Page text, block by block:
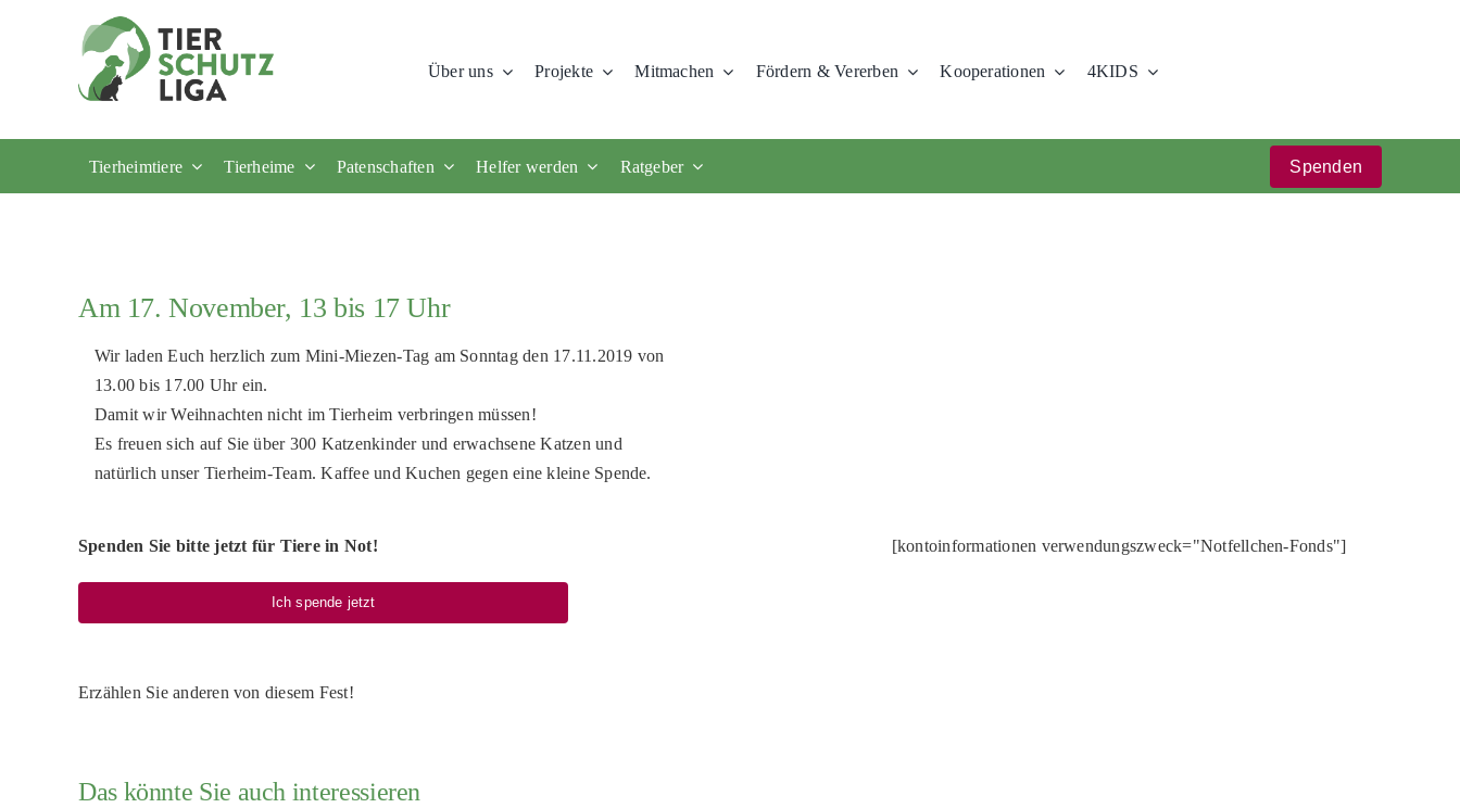
Über uns Projekte Mitmachen Fördern & Vererben Kooperationen 4KIDS
Tierheimtiere Tierheime Patenschaften Helfer werden Ratgeber Spenden
Am 17. November, 13 bis 17 Uhr
Wir laden Euch herzlich zum Mini-Miezen-Tag am Sonntag den 17.11.2019 von
13.00 bis 17.00 Uhr ein.
Damit wir Weihnachten nicht im Tierheim verbringen müssen!
Es freuen sich auf Sie über 300 Katzenkinder und erwachsene Katzen und
natürlich unser Tierheim-Team. Kaffee und Kuchen gegen eine kleine Spende.
Spenden Sie bitte jetzt für Tiere in Not!
Ich spende jetzt
[kontoinformationen verwendungszweck="Notfellchen-Fonds"]
Erzählen Sie anderen von diesem Fest!
Das könnte Sie auch interessieren